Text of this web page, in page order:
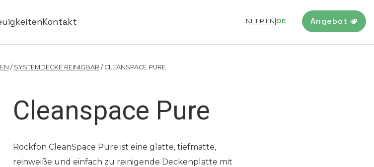
Kontakt NL FR EN DE Angebot
/ SYSTEMDECKE REINIGBAR / CLEANSPACE PURE
Cleanspace Pure
Rockfon CleanSpace Pure ist eine glatte, tiefmatte,
reinweiße und einfach zu reinigende Deckenplatte mit